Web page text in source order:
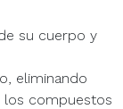
su cuerpo y
eliminando
los compuestos